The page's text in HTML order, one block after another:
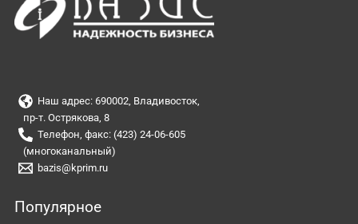
Наш адрес: 690002, Владивосток,
пр-т. Острякова, 8
Телефон, факс: (423) 24-06-605
(многоканальный)
bazis@kprim.ru
Популярное